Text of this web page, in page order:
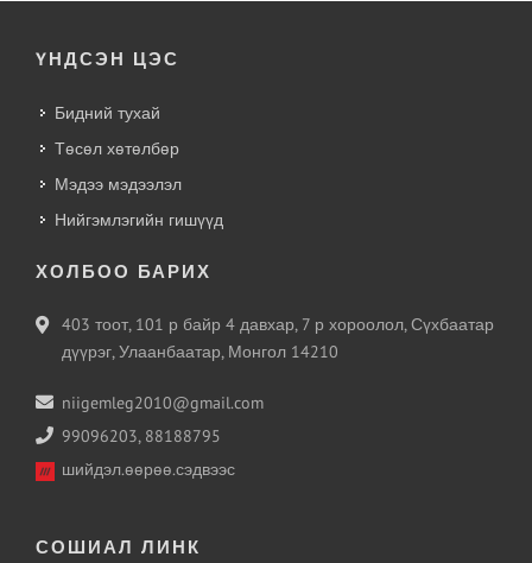
ҮНДСЭН ЦЭС
Бидний тухай
Төсөл хөтөлбөр
Мэдээ мэдээлэл
Нийгэмлэгийн гишүүд
ХОЛБОО БАРИХ
403 тоот, 101 р байр 4 давхар, 7 р хороолол, Сүхбаатар
дүүрэг, Улаанбаатар, Монгол 14210
niigemleg2010@gmail.com
99096203, 88188795
шийдэл.өөрөө.сэдвээс
СОШИАЛ ЛИНК